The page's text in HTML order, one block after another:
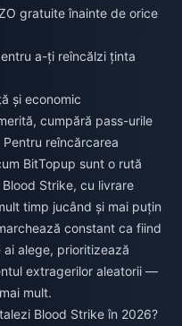
gratuite înainte de orice
a-ți reîncălzi ținta
și economic
cumpără pass-urile
reîncărcarea
BitTopup sunt o rută
Strike, cu livrare
timp jucând și mai puțin
constant ca fiind
alege, prioritizează
extragerilor aleatorii —
mult.
Blood Strike în 2026?